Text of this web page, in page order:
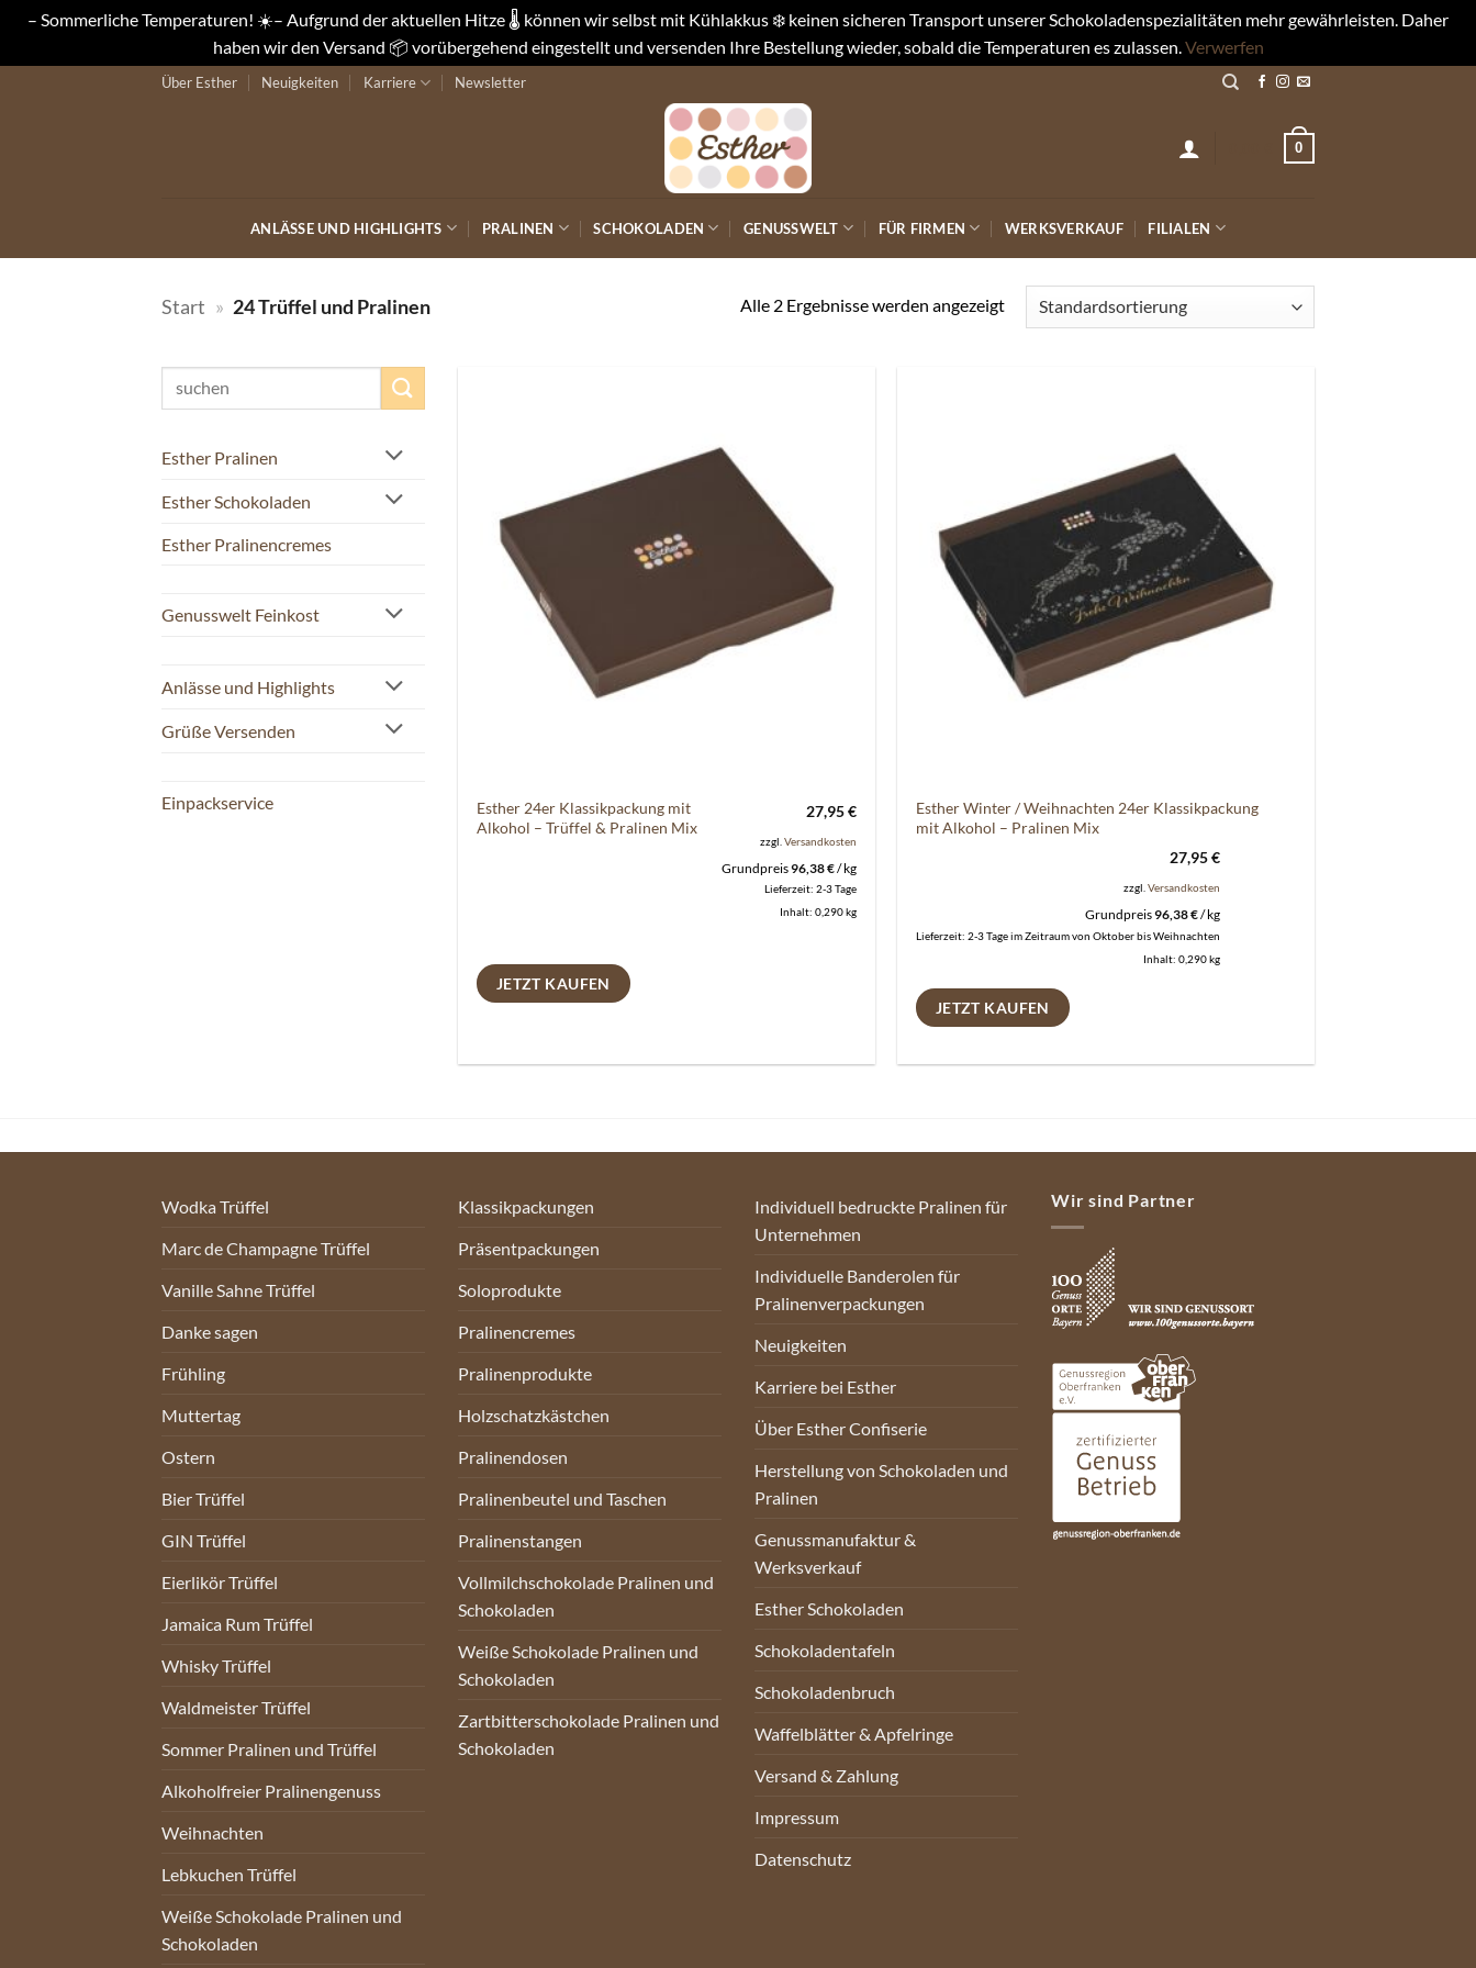
– Sommerliche Temperaturen! ☀️– Aufgrund der aktuellen Hitze 🌡️ können wir selbst mit Kühlakkus ❄️ keinen sicheren Transport unserer Schokoladenspezialitäten mehr gewährleisten. Daher
haben wir den Versand 📦 vorübergehend eingestellt und versenden Ihre Bestellung wieder, sobald die Temperaturen es zulassen.Verwerfen
Über Esther Neuigkeiten Karriere Newsletter
0
ANLÄSSE UND HIGHLIGHTS PRALINEN SCHOKOLADEN GENUSSWELT FÜR FIRMEN WERKSVERKAUF FILIALEN
Start » 24 Trüffel und Pralinen Alle 2 Ergebnisse werden angezeigt
Suchen
Esther Pralinen
Esther Schokoladen
Esther Pralinencremes
Genusswelt Feinkost
Anlässe und Highlights
Grüße Versenden
Einpackservice
Esther 24er Klassikpackung mit
Alkohol – Trüffel & Pralinen Mix
27,95€
zzgl. Versandkosten
Grundpreis96,38€/kg
Lieferzeit: 2-3 Tage
Inhalt: 0,290kg
JETZT KAUFEN
Esther Winter / Weihnachten 24er Klassikpackung
mit Alkohol – Pralinen Mix
27,95€
zzgl.Versandkosten
Grundpreis96,38€/kg
Lieferzeit:2-3 Tage im Zeitraum von Oktober bis Weihnachten
Inhalt: 0,290kg
JETZT KAUFEN
Wodka Trüffel
Marc de Champagne Trüffel
Vanille Sahne Trüffel
Danke sagen
Frühling
Muttertag
Ostern
Bier Trüffel
GIN Trüffel
Eierlikör Trüffel
Jamaica Rum Trüffel
Whisky Trüffel
Waldmeister Trüffel
Sommer Pralinen und Trüffel
Alkoholfreier Pralinengenuss
Weihnachten
Lebkuchen Trüffel
Weiße Schokolade Pralinen und
Schokoladen
Klassikpackungen
Präsentpackungen
Soloprodukte
Pralinencremes
Pralinenprodukte
Holzschatzkästchen
Pralinendosen
Pralinenbeutel und Taschen
Pralinenstangen
Vollmilchschokolade Pralinen und
Schokoladen
Weiße Schokolade Pralinen und
Schokoladen
Zartbitterschokolade Pralinen und
Schokoladen
Individuell bedruckte Pralinen für
Unternehmen
Individuelle Banderolen für
Pralinenverpackungen
Neuigkeiten
Karriere bei Esther
Über Esther Confiserie
Herstellung von Schokoladen und
Pralinen
Genussmanufaktur &
Werksverkauf
Esther Schokoladen
Schokoladentafeln
Schokoladenbruch
Waffelblätter & Apfelringe
Versand & Zahlung
Impressum
Datenschutz
Wir sind Partner